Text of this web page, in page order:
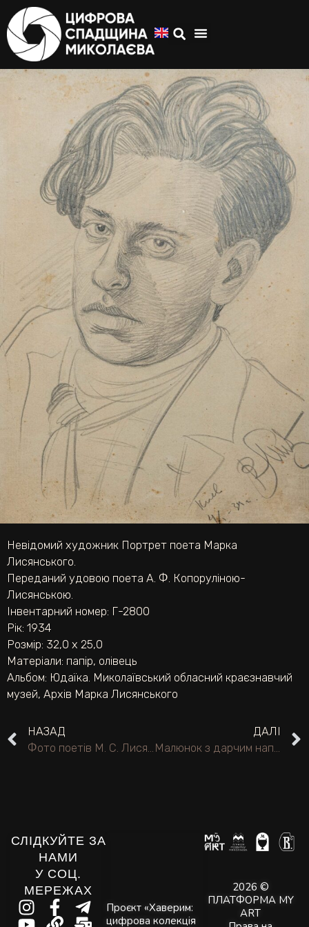
Невідомий художник Портрет поета Марка
Лисянського.
Переданий удовою поета А. Ф. Копоруліною-
Лисянською.
Інвентарний номер: Г-2800
Рік: 1934
Розмір: 32,0 х 25,0
Матеріали: папір, олівець
Альбом: Юдаїка. Миколаївський обласний краєзнавчий
музей, Архів Марка Лисянського
НАЗАД
Фото поетів М. С. Лисянського і Е. І. Январьова.
ДАЛІ
Малюнок з дарчим написом М. С. Лисянському від невідомого миколаївця.
2026 ©
ПЛАТФОРМА MY
ART
Проєкт «Хаверим:
цифрова колекція
СЛІДКУЙТЕ ЗА
НАМИ
У СОЦ.
МЕРЕЖАХ